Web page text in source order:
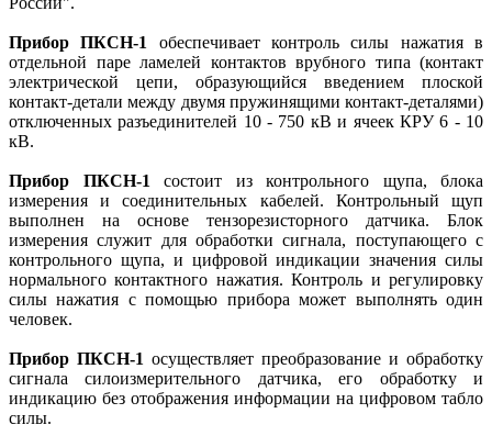
Прибор ПКСН-1
обеспечивает контроль силы нажатия в
отдельной паре ламелей контактов врубного типа (контакт
электрической цепи, образующийся введением плоской
контакт-детали между двумя пружинящими контакт-деталями)
отключенных разъединителей 10 - 750 кВ и ячеек КРУ 6 - 10
кВ.
Прибор ПКСН-1 состоит из контрольного щупа, блока
измерения и соединительных кабелей. Контрольный щуп
выполнен на основе тензорезисторного датчика. Блок
измерения служит для обработки сигнала, поступающего с
контрольного щупа, и цифровой индикации значения силы
нормального контактного нажатия. Контроль и регулировку
силы нажатия с помощью прибора может выполнять один
человек.
Прибор ПКСН-1 осуществляет преобразование и обработку
сигнала силоизмерительного датчика, его обработку и
индикацию без отображения информации на цифровом табло
силы.